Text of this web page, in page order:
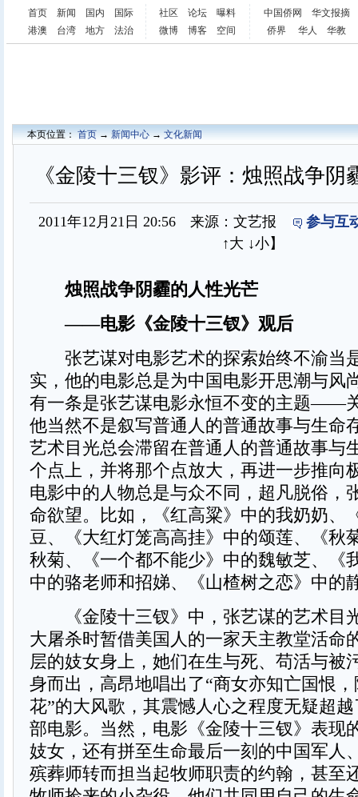
首页 新闻 国内
国际
港澳
台湾 地方 法治
社区 论坛
曝料
微博
博客 空间
中国侨网
华文报摘
侨界
华人 华教
本页位置：首页→新闻中心→文化新闻
《金陵十三钗》影评：烛照战争阴
2011年12月21日 20:56 来源：文艺报
参与互
↑大 ↓小】
烛照战争阴霾的人性光芒
——电影《金陵十三钗》观后
张艺谋对电影艺术的探索始终不渝当
实，他的电影总是为中国电影开思潮与风
有一条是张艺谋电影永恒不变的主题——
他当然不是叙写普通人的普通故事与生命
艺术目光总会滞留在普通人的普通故事与
个点上，并将那个点放大，再进一步推向
电影中的人物总是与众不同，超凡脱俗，
命欲望。比如，《红高粱》中的我奶奶、
豆、《大红灯笼高高挂》中的颂莲、《秋
秋菊、《一个都不能少》中的魏敏芝、《
中的骆老师和招娣、《山楂树之恋》中的
《金陵十三钗》中，张艺谋的艺术目
大屠杀时暂借美国人的一家天主教堂活命
层的妓女身上，她们在生与死、苟活与被
身而出，高昂地唱出了“商女亦知亡国恨
花”的大风歌，其震憾人心之程度无疑超
部电影。当然，电影《金陵十三钗》表现
妓女，还有拼至生命最后一刻的中国军人
殡葬师转而担当起牧师职责的约翰，甚至